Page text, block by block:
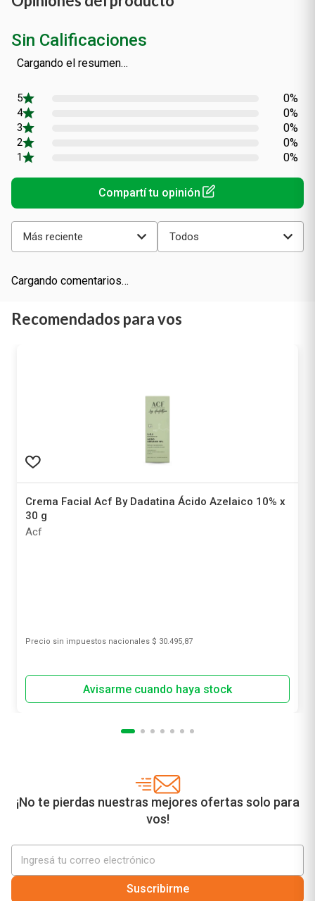
Sin Calificaciones
Cargando el resumen…
0%
0%
0%
0%
0%
Más reciente Todos
Cargando comentarios…
Recomendados para vos
Crema Facial Acf By Dadatina Ácido Azelaico 10% x
30 g
Acf
Precio sin impuestos nacionales $ 30.495,87
¡No te pierdas nuestras mejores ofertas solo para
vos!
Suscribirme